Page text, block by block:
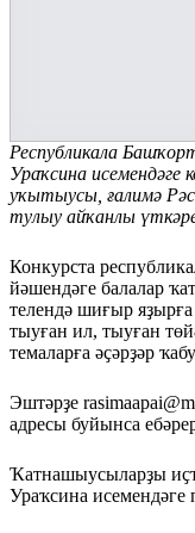
Республикала
Ураҡсина исемендәге
уҡытыусы, ғалимә
тулыу айҡанлы
Конкурста
йәшендәге балалар
телендә шиғыр
тыуған ил, тыуған
темаларға әҫәрҙәр
Эштәрҙе
адресы буйынса
Ҡатнашыусыларҙы
Ураҡсина